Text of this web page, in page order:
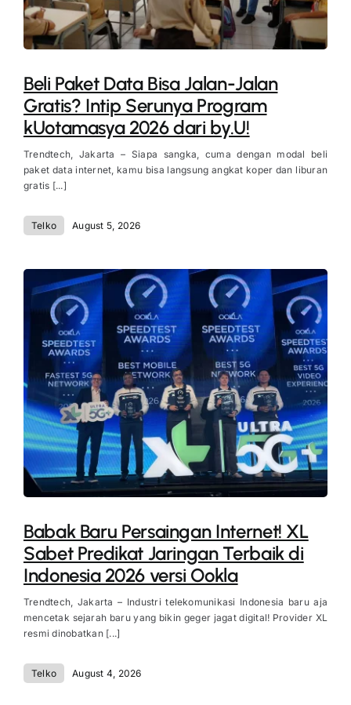
Beli Paket Data Bisa Jalan-Jalan
Gratis? Intip Serunya Program
kUotamasya 2026 dari by.U!
Trendtech, Jakarta – Siapa sangka, cuma dengan modal beli
paket data internet, kamu bisa langsung angkat koper dan liburan
gratis [...]
Telko August 5, 2026
Babak Baru Persaingan Internet! XL
Sabet Predikat Jaringan Terbaik di
Indonesia 2026 versi Ookla
Trendtech, Jakarta – Industri telekomunikasi Indonesia baru aja
mencetak sejarah baru yang bikin geger jagat digital! Provider XL
resmi dinobatkan [...]
Telko August 4, 2026